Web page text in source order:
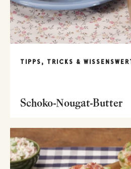
TIPPS, TRICKS &
Schoko-Nougat-Butter